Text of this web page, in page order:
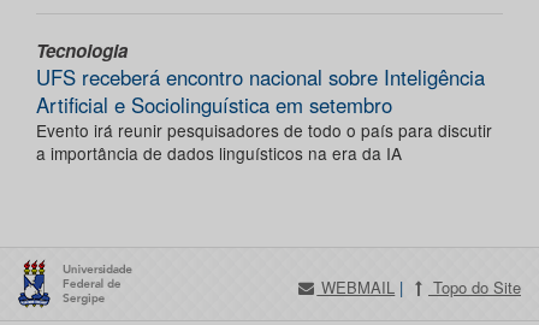
Tecnologia
UFS receberá encontro nacional sobre Inteligência
Artificial e Sociolinguística em setembro
Evento irá reunir pesquisadores de todo o país para discutir
a importância de dados linguísticos na era da IA
WEBMAIL | Topo do Site